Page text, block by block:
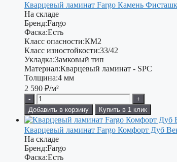
Кварцевый ламинат Fargo Камень
На складе
Бренд:Fargo
Фаска:Есть
Класс опасности:КМ2
Класс изностойкости:33/42
Укладка:Замковый тип
Материал:Кварцевый ламинат - SPC
Толщина:4 мм
2 590 ₽/м²
-
+
Добавить в корзину
Купить в 1 клик
Кварцевый ламинат Fargo Комфорт Дуб
На складе
Бренд:Fargo
Фаска:Есть